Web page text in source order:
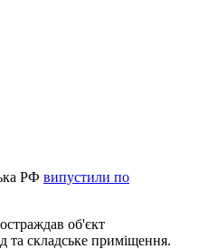
РФ випустили по
об'єкт
та складське приміщення.